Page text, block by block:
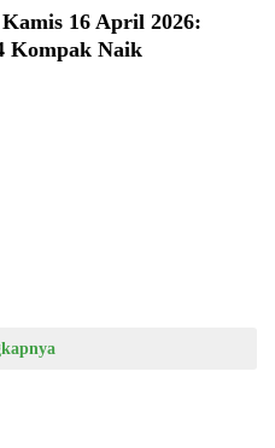
16 April 2026:
Kompak Naik